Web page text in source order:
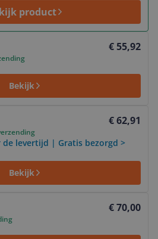
product
€ 55,92
Bekijk
€ 62,91
de levertijd | Gratis bezorgd >
Bekijk
€ 70,00